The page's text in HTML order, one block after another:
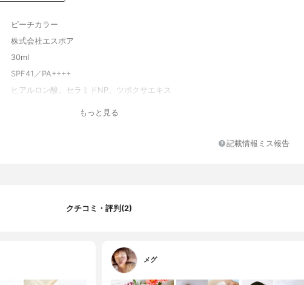
ピーチカラー
株式会社エスポア
30ml
SPF41／PA++++
ヒアルロン酸、セラミドNP、ツボクサエキス
水、酸化亜鉛、イソノナン酸イソノニル、サリチル酸ブチルオクチル、トリメ
チルシロキシケイ酸、イソドデカン、メチルトリメチコン、安息香酸アルキル
セリル－３ポリジメチルシロキシエチルジメチコン、プロパンジオール、ナイ
トキシカプリリルシラン、水酸化Ａｌ、トリベヘニン、トリ（ベヘン酸／イソ
Ｇ、トリ（カプリル酸／カプリン酸）グリセリル、カエサルピニアスピノサ果
実エキス、トコフェロール、水添レシチン、ツボクサエキス、カッパフィカス
アルバレジエキス、モモ葉エキス、セラミドＮＰ、モモ花エキス、エチルヘキ
もっと見る
記載情報ミス報告
クチコミ・評判(2)
メグ